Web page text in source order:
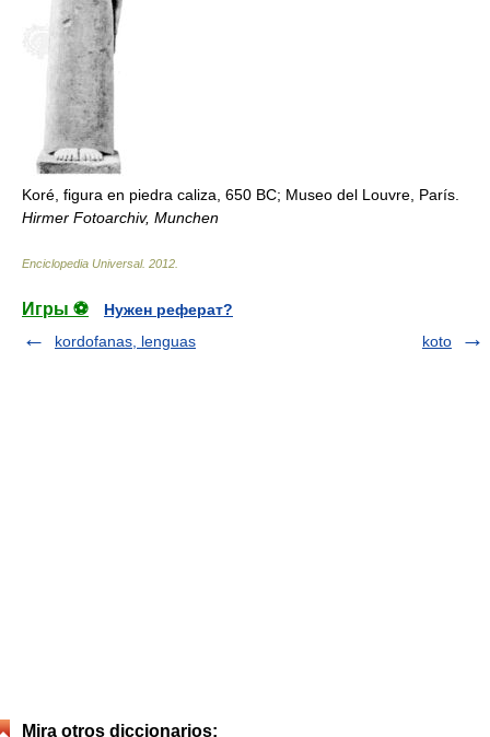
Koré, figura en piedra caliza, 650 BC; Museo del Louvre, París.
Hirmer Fotoarchiv, Munchen
Enciclopedia Universal. 2012
Игры ⚽
Нужен реферат?
kordofanas, lenguas
koto
Mira otros diccionarios: